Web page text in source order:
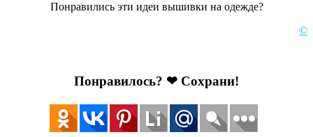
Понравились эти идеи вышивки на одежде?
©
Понравилось? ❤ Сохрани!